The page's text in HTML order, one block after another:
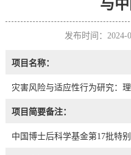
与
发布时间：
项目名称：
灾害风险与适应性行为研究：
项目简要备注：
中国博士后科学基金第17批特